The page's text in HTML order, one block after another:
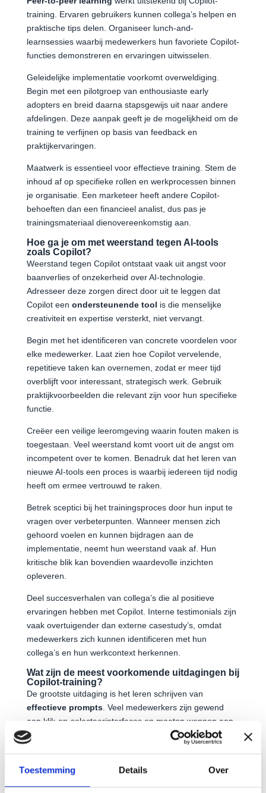
Toestemming Details Over
training. Ervaren gebruikers kunnen collega’s helpen en
praktische tips delen. Organiseer lunch-and-
learnsessies waarbij medewerkers hun favoriete Copilot-
functies demonstreren en ervaringen uitwisselen.
Geleidelijke implementatie voorkomt overweldiging.
Begin met een pilotgroep van enthousiaste early
adopters en breid daarna stapsgewijs uit naar andere
afdelingen. Deze aanpak geeft je de mogelijkheid om de
training te verfijnen op basis van feedback en
praktijkervaringen.
Maatwerk is essentieel voor effectieve training. Stem de
inhoud af op specifieke rollen en werkprocessen binnen
je organisatie. Een marketeer heeft andere Copilot-
behoeften dan een financieel analist, dus pas je
trainingsmateriaal dienovereenkomstig aan.
Hoe ga je om met weerstand tegen AI-tools
zoals Copilot?
Weerstand tegen Copilot ontstaat vaak uit angst voor
baanverlies of onzekerheid over AI-technologie.
Adresseer deze zorgen direct door uit te leggen dat
Copilot een ondersteunende tool is die menselijke
creativiteit en expertise versterkt, niet vervangt.
Begin met het identificeren van concrete voordelen voor
elke medewerker. Laat zien hoe Copilot vervelende,
repetitieve taken kan overnemen, zodat er meer tijd
overblijft voor interessant, strategisch werk. Gebruik
praktijkvoorbeelden die relevant zijn voor hun specifieke
functie.
Creëer een veilige leeromgeving waarin fouten maken is
toegestaan. Veel weerstand komt voort uit de angst om
incompetent over te komen. Benadruk dat het leren van
nieuwe AI-tools een proces is waarbij iedereen tijd nodig
heeft om ermee vertrouwd te raken.
Betrek sceptici bij het trainingsproces door hun input te
vragen over verbeterpunten. Wanneer mensen zich
gehoord voelen en kunnen bijdragen aan de
implementatie, neemt hun weerstand vaak af. Hun
kritische blik kan bovendien waardevolle inzichten
opleveren.
Deel succesverhalen van collega’s die al positieve
ervaringen hebben met Copilot. Interne testimonials zijn
vaak overtuigender dan externe casestudy’s, omdat
medewerkers zich kunnen identificeren met hun
collega’s en hun werkcontext herkennen.
Wat zijn de meest voorkomende uitdagingen bij
Copilot-training?
De grootste uitdaging is het leren schrijven van
effectieve prompts. Veel medewerkers zijn gewend
aan klik-en-selecteerinterfaces en moeten wennen aan
het communiceren met AI via natuurlijke taal. Specifieke,
Technische problemen kunnen het leerproces